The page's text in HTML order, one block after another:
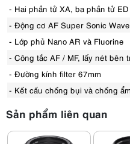
- Hai phần tử XA, ba phần tử ED
- Động cơ AF Super Sonic
- Lớp phủ Nano AR và Fluorine
- Công tắc AF / MF, lấy nét bên
- Đường kính filter 67mm
- Kết cấu chống bụi và chống ẩm
Sản phẩm liên quan